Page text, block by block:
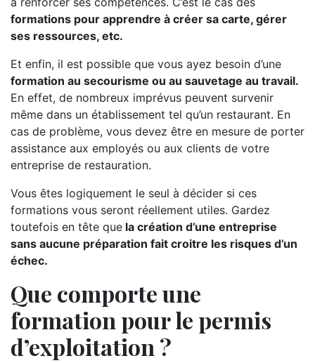
formations pour apprendre à créer sa carte, gérer
ses ressources, etc.
Et enfin, il est possible que vous ayez besoin d’une
formation au secourisme ou au sauvetage au travail.
En effet, de nombreux imprévus peuvent survenir
même dans un établissement tel qu’un restaurant. En
cas de problème, vous devez être en mesure de porter
assistance aux employés ou aux clients de votre
entreprise de restauration.
Vous êtes logiquement le seul à décider si ces
formations vous seront réellement utiles. Gardez
toutefois en tête que la création d’une entreprise
sans aucune préparation fait croitre les risques d’un
échec.
Que comporte une
formation pour le permis
d’exploitation ?